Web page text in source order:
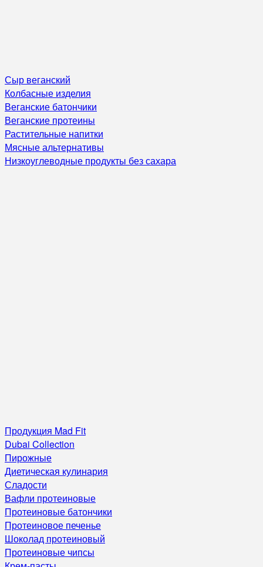
Сыр веганский
Колбасные изделия
Веганские батончики
Веганские протеины
Растительные напитки
Мясные альтернативы
Низкоуглеводные продукты без сахара
Продукция Mad Fit
Dubai Collection
Пирожные
Диетическая кулинария
Сладости
Вафли протеиновые
Протеиновые батончики
Протеиновое печенье
Шоколад протеиновый
Протеиновые чипсы